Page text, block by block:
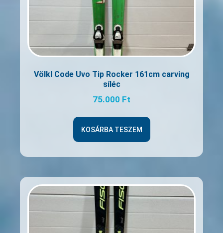
Völkl Code Uvo Tip Rocker 161cm carving
síléc
75.000 Ft
KOSÁRBA TESZEM